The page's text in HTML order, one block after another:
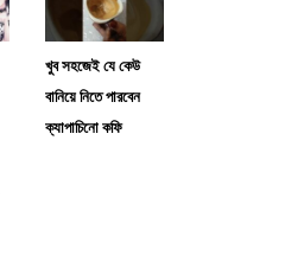
খুব সহজেই যে কেউ
বানিয়ে নিতে পারবেন
ক্যাপাচিনো কফি